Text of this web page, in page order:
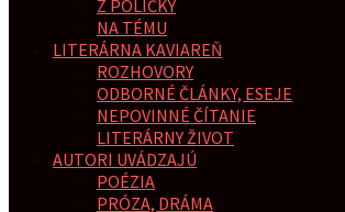
Z POLIČKY
NA TÉMU
LITERÁRNA KAVIAREŇ
ROZHOVORY
ODBORNÉ ČLÁNKY, ESEJE
NEPOVINNÉ ČÍTANIE
LITERÁRNY ŽIVOT
AUTORI UVÁDZAJÚ
POÉZIA
PRÓZA, DRÁMA